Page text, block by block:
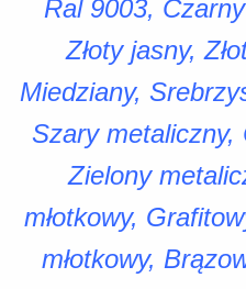
Ral 9003,
Złoty jasny,
Miedziany,
Szary metaliczny,
Zielony
młotkowy,
młotkowy,